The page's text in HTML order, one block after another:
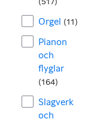
Orgel (11)
Pianon
och
flyglar
(164)
Slagverk
och